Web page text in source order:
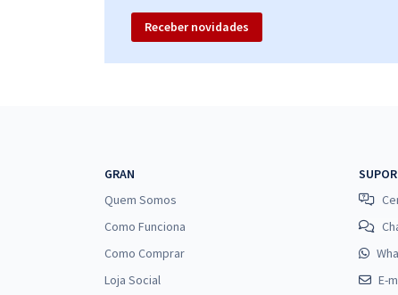
Receber novidades
GRAN
Quem Somos
Como Funciona
Como Comprar
Loja Social
E-